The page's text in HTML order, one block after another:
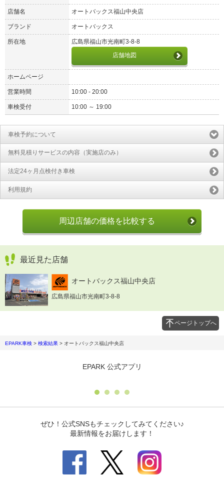
店舗名 オートバックス福山中央店
ブランド オートバックス
所在地
広島県福山市光南町3-8-8
店舗地図
ホームページ
営業時間 10:00 - 20:00
車検受付 10:00 ～ 19:00
車検予約について
無料見積りサービスの内容（実施店のみ）
法定24ヶ月点検付き車検
利用規約
周辺店舗の価格を比較する
最近見た店舗
オートバックス福山中央店
広島県福山市光南町3-8-8
ページトップへ
EPARK車検 > 検索結果 > オートバックス福山中央店